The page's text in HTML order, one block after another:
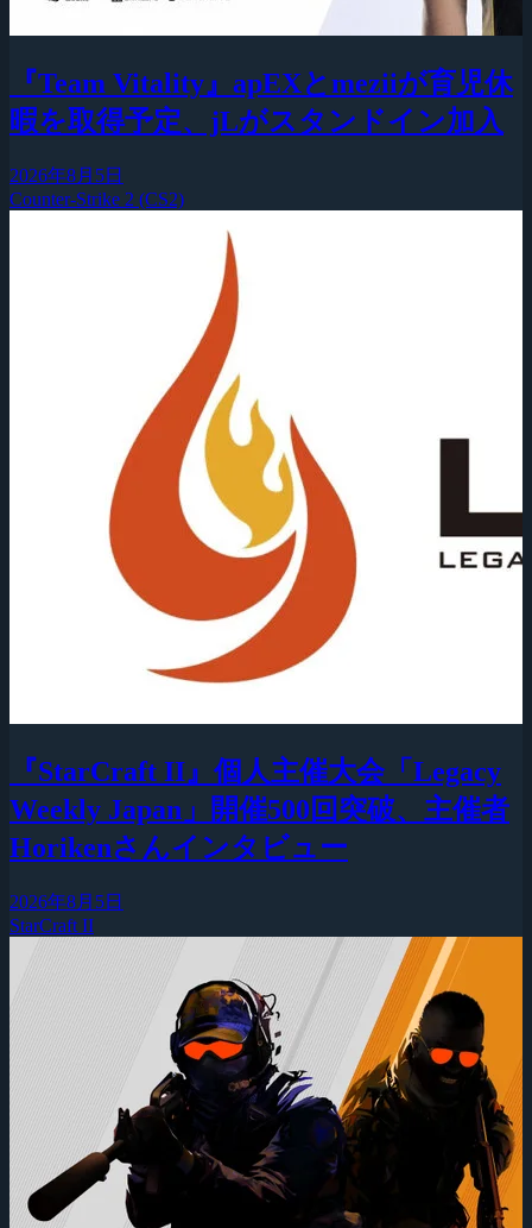
『Team Vitality』apEXとmeziiが育児休
暇を取得予定、jLがスタンドイン加入
2026年8月5日
Counter-Strike 2 (CS2)
『StarCraft II』個人主催大会「Legacy
Weekly Japan」開催500回突破、主催者
Horikenさんインタビュー
2026年8月5日
StarCraft II